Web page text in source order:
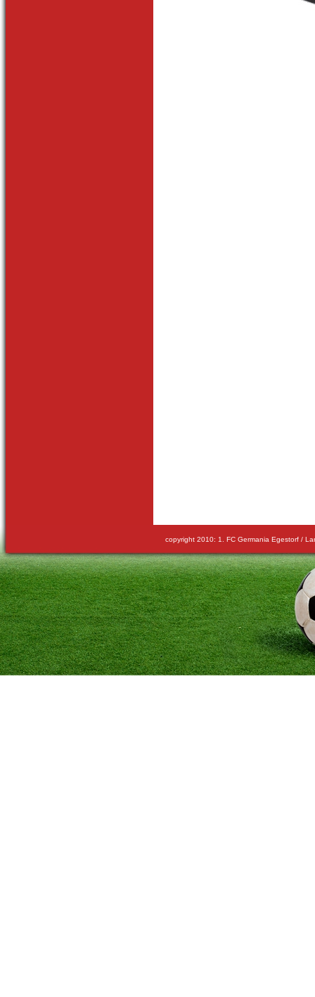
copyright 2010: 1. FC Germania Egestorf /